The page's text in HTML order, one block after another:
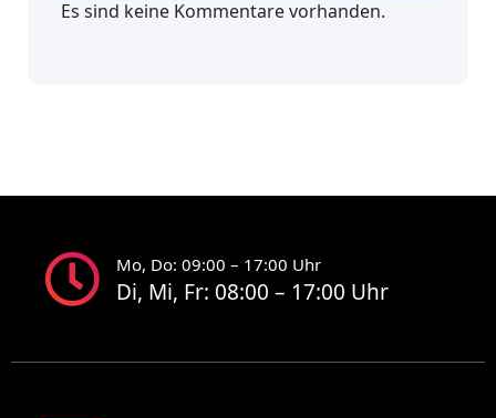
Es sind keine Kommentare vorhanden.
Mo, Do: 09:00 – 17:00 Uhr
Di, Mi, Fr: 08:00 – 17:00 Uhr